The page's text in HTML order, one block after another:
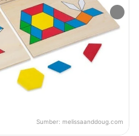
Sumber: melissaanddoug.com